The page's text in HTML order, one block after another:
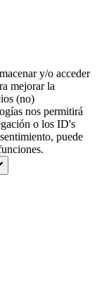
y/o acceder
mejorar la
(no)
nos permitirá
o los ID's
puede